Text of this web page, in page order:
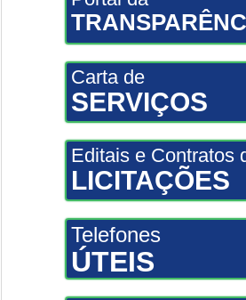
Carta de
SERVIÇOS
Editais e Contratos
LICITAÇÕES
Telefones
ÚTEIS